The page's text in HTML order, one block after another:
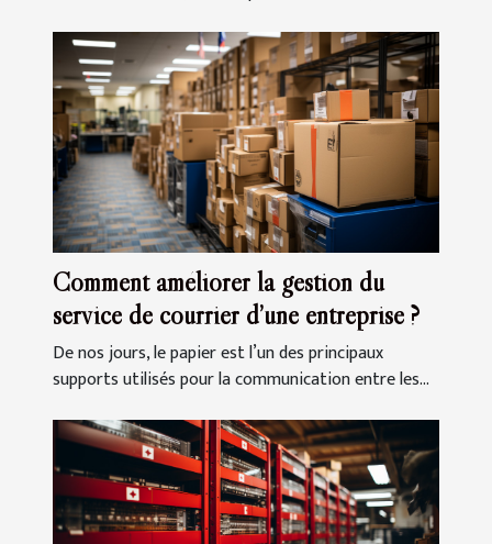
Comment améliorer la gestion du
service de courrier d’une entreprise ?
De nos jours, le papier est l’un des principaux
supports utilisés pour la communication entre les...